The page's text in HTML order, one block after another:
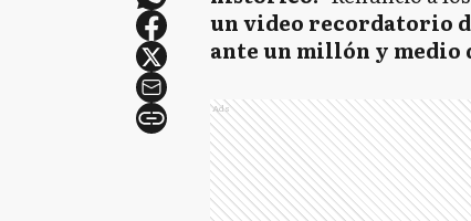
un video recordatorio
ante un millón y medio
Ads